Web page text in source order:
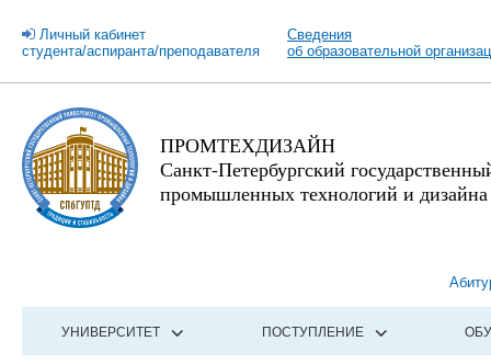
Личный кабинет
студента/аспиранта/преподавателя
Сведения
об образовательной
ПРОМТЕХДИЗАЙН
Санкт-Петербургский
промышленных технологий и дизайна
УНИВЕРСИТЕТ ПОСТУПЛЕНИЕ